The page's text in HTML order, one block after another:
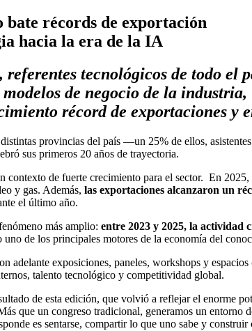
récords de exportación
hacia la era de la IA
referentes tecnológicos de todo
de negocio de la industria,
récord de exportaciones y
provincias del país —un 25% de ellos,
sus primeros 20 años de trayectoria.
contexto de fuerte crecimiento para el sector. En 2025,
y gas. Además, las exportaciones alcanzaron un
el último año.
más amplio: entre 2023 y 2025, la actividad
uno de los principales motores de la economía del
adelante exposiciones, paneles, workshops y
talento tecnológico y competitividad global.
de esta edición, que volvió a reflejar el enorme
que un congreso tradicional, generamos un
es sentarse, compartir lo que uno sabe y